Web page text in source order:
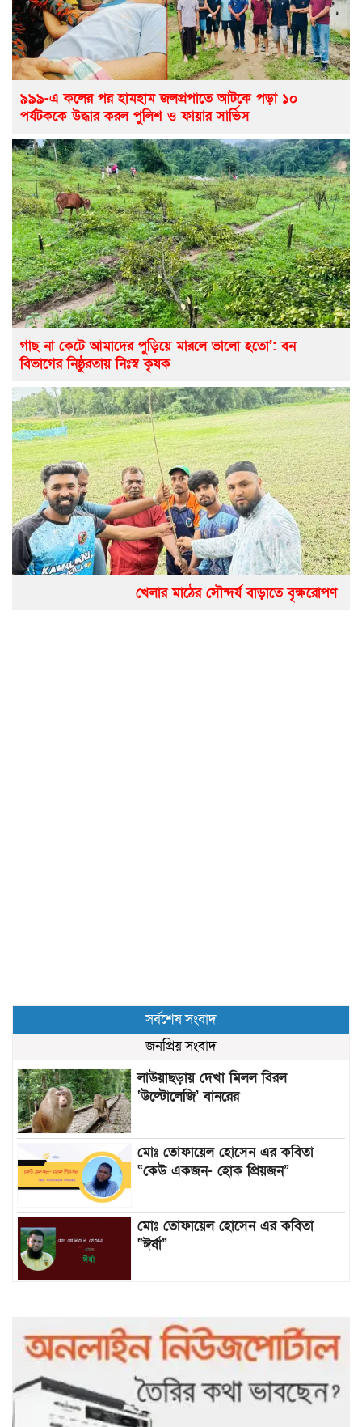
৯৯৯-এ কলের পর হামহাম জলপ্রপাতে আটকে পড়া ১০
পর্যটককে উদ্ধার করল পুলিশ ও ফায়ার সার্ভিস
গাছ না কেটে আমাদের পুড়িয়ে মারলে ভালো হতো’: বন
বিভাগের নিষ্ঠুরতায় নিঃস্ব কৃষক
খেলার মাঠের সৌন্দর্য বাড়াতে বৃক্ষরোপণ
সর্বশেষ সংবাদ
জনপ্রিয় সংবাদ
লাউয়াছড়ায় দেখা মিলল বিরল
‘উল্টোলেজি’ বানরের
মোঃ তোফায়েল হোসেন এর কবিতা
“কেউ একজন- হোক প্রিয়জন”
মোঃ তোফায়েল হোসেন এর কবিতা
“ঈর্ষা”
আটকে পড়া ১০ পর্যটককে উদ্ধার করল
পুলিশ ও ফায়ার সার্ভিস
গাছ না কেটে আমাদের পুড়িয়ে মারলে
ভালো হতো’: বন বিভাগের নিষ্ঠুরতায়
নিঃস্ব কৃষক